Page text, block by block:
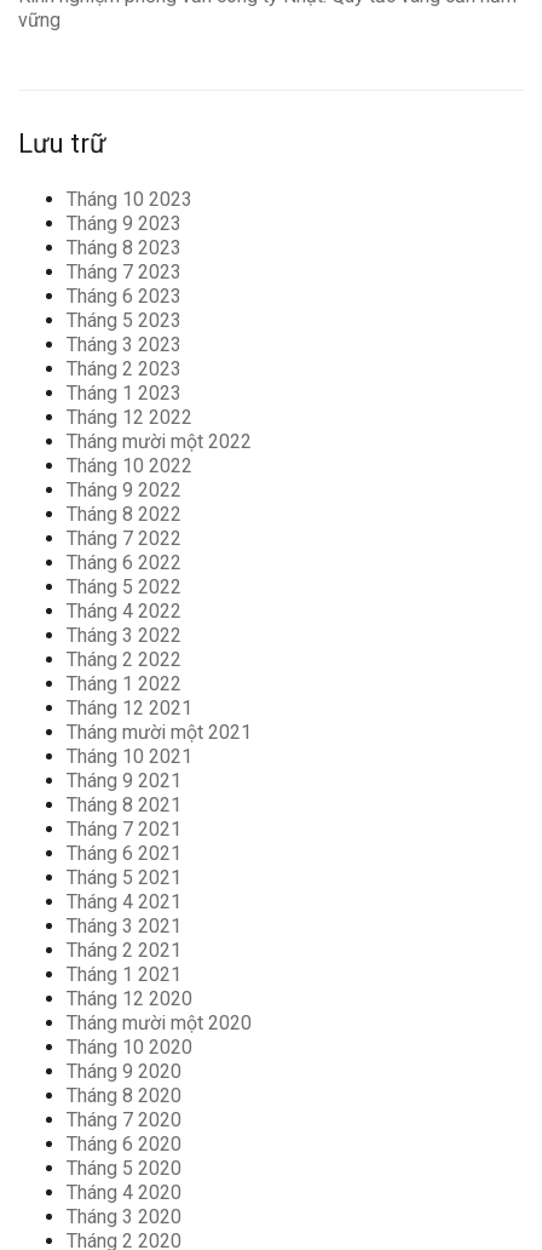
vững
Lưu trữ
Tháng 10 2023
Tháng 9 2023
Tháng 8 2023
Tháng 7 2023
Tháng 6 2023
Tháng 5 2023
Tháng 3 2023
Tháng 2 2023
Tháng 1 2023
Tháng 12 2022
Tháng mười một 2022
Tháng 10 2022
Tháng 9 2022
Tháng 8 2022
Tháng 7 2022
Tháng 6 2022
Tháng 5 2022
Tháng 4 2022
Tháng 3 2022
Tháng 2 2022
Tháng 1 2022
Tháng 12 2021
Tháng mười một 2021
Tháng 10 2021
Tháng 9 2021
Tháng 8 2021
Tháng 7 2021
Tháng 6 2021
Tháng 5 2021
Tháng 4 2021
Tháng 3 2021
Tháng 2 2021
Tháng 1 2021
Tháng 12 2020
Tháng mười một 2020
Tháng 10 2020
Tháng 9 2020
Tháng 8 2020
Tháng 7 2020
Tháng 6 2020
Tháng 5 2020
Tháng 4 2020
Tháng 3 2020
Tháng 2 2020